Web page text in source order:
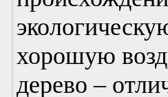
хорошую
дерево –